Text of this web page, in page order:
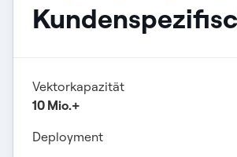
Vektorkapazität
10 Mio.+
Deployment